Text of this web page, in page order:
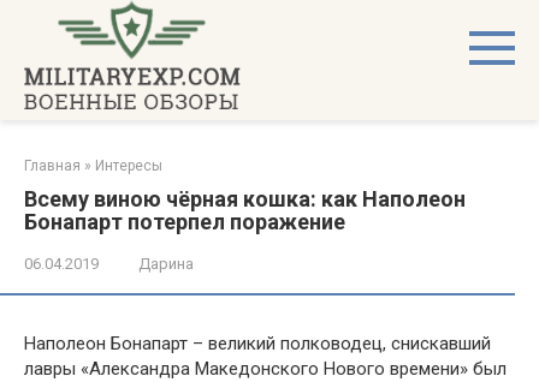
контенту
Главная » Интересы
Всему виною чёрная кошка: как Наполеон
Бонапарт потерпел поражение
06.04.2019 Дарина
Наполеон Бонапарт – великий полководец, снискавший
лавры «Александра Македонского Нового времени» был